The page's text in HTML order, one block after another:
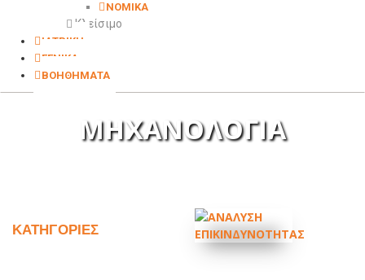
ΝΟΜΙΚΑ
Κλείσιμο
ΙΑΤΡΙΚΗ
ΓΕΝΙΚΑ
ΒΟΗΘΗΜΑΤΑ
ΜΗΧΑΝΟΛΟΓΙΑ
ΚΑΤΗΓΟΡΙΕΣ